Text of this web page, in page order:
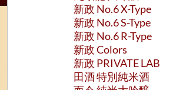
新政 No.6 X-Type
新政 No.6 S-Type
新政 No.6 R-Type
新政 Colors
新政 PRIVATE LAB
田酒 特別純米酒